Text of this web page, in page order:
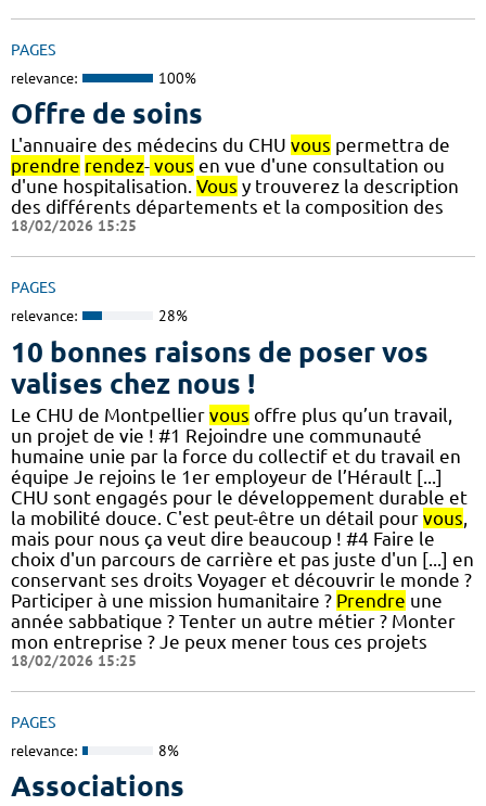
PAGES
relevance: 100%
Offre de soins
L'annuaire des médecins du CHU vous permettra de
prendre rendez- vous en vue d'une consultation ou
d'une hospitalisation. Vous y trouverez la description
des différents départements et la composition des
18/02/2026 15:25
PAGES
relevance: 28%
10 bonnes raisons de poser vos
valises chez nous !
Le CHU de Montpellier vous offre plus qu’un travail,
un projet de vie ! #1 Rejoindre une communauté
humaine unie par la force du collectif et du travail en
équipe Je rejoins le 1er employeur de l’Hérault [...]
CHU sont engagés pour le développement durable et
la mobilité douce. C'est peut-être un détail pour vous
mais pour nous ça veut dire beaucoup ! #4 Faire le
choix d'un parcours de carrière et pas juste d'un [...] en
conservant ses droits Voyager et découvrir le monde ?
Participer à une mission humanitaire ? Prendre une
année sabbatique ? Tenter un autre métier ? Monter
mon entreprise ? Je peux mener tous ces projets
18/02/2026 15:25
PAGES
relevance: 8%
Associations